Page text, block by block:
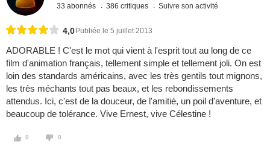
33 abonnés 386 critiques Suivre son activité
4,0 Publiée le 5 juillet 2013
ADORABLE ! C'est le mot qui vient à l'esprit tout au long de ce
film d'animation français, tellement simple et tellement joli. On est
loin des standards américains, avec les très gentils tout mignons,
les très méchants tout pas beaux, et les rebondissements
attendus. Ici, c'est de la douceur, de l'amitié, un poil d'aventure, et
beaucoup de tolérance. Vive Ernest, vive Célestine !
0 0